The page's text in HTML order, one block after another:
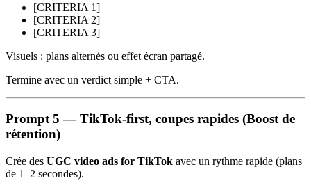
[CRITERIA 1]
[CRITERIA 2]
[CRITERIA 3]
Visuels : plans alternés ou effet écran partagé.
Termine avec un verdict simple + CTA.
Prompt 5 — TikTok-first, coupes rapides (Boost de
rétention)
Crée des UGC video ads for TikTok avec un rythme rapide (plans
de 1–2 secondes).